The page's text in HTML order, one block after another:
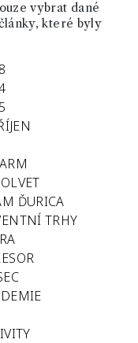
vybrat dané
které byly
ĎURICA
TRHY